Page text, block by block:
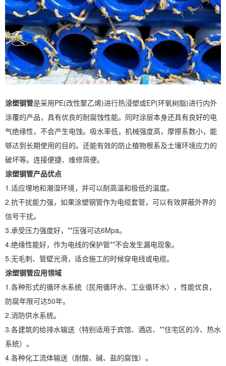
涂塑钢管是采用PE(改性聚乙烯)进行热浸塑或EP(环氧树脂)进行内外
涂覆的产品，具有优良的耐腐蚀性能。同时涂层本身还具有良好的电
气绝缘性，不会产生电蚀。吸水率低，机械强度高，摩擦系数小，能
够达到长期使用的目的。还能有效的防止植物根系及土壤环境应力的
破坏等。连接便捷、维修简便。
涂塑钢管产品优点
1.适应埋地和潮湿环境，并可以耐高温和极低的温度。
2.抗干扰能力强，如果涂塑钢管作为电缆套管，可以有效屏蔽外界的
信号干扰。
3.承受压力强度好，**压强可达6Mpa。
4.绝缘性能好，作为电线的保护管**不会发生漏电现象。
5.无毛刺、管壁光滑，适合施工的时候穿电线或电缆。
涂塑钢管应用领域
1.各种形式的循环水系统（民用循环水、工业循环水），性能优良，
防腐年限可达50年。
2.消防供水系统。
3.各建筑的给排水输送（特别适用于宾馆、酒店、**住宅区的冷、热水
系统）。
4.各种化工流体输送（耐酸、碱、盐的腐蚀）。